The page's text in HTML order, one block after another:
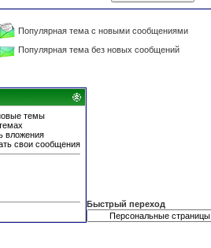
Популярная тема с новыми сообщениями
Популярная тема без новых сообщений
темы
вложения
свои сообщения
Быстрый переход